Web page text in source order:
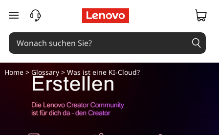
zum Hauptinhalt springen
Home> Glossary> Was ist eine KI-Cloud?